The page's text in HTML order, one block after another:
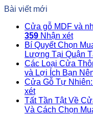
Bài viết mới
Cửa gỗ MDF và
359 Nhận xét
Bí Quyết Chọn
Lượng Tại Quận
Các Loại Cửa
và Lợi Ích Bạn
Cửa Gỗ Tự
xét
Tất Tần Tật Về
Và Cách Chọn